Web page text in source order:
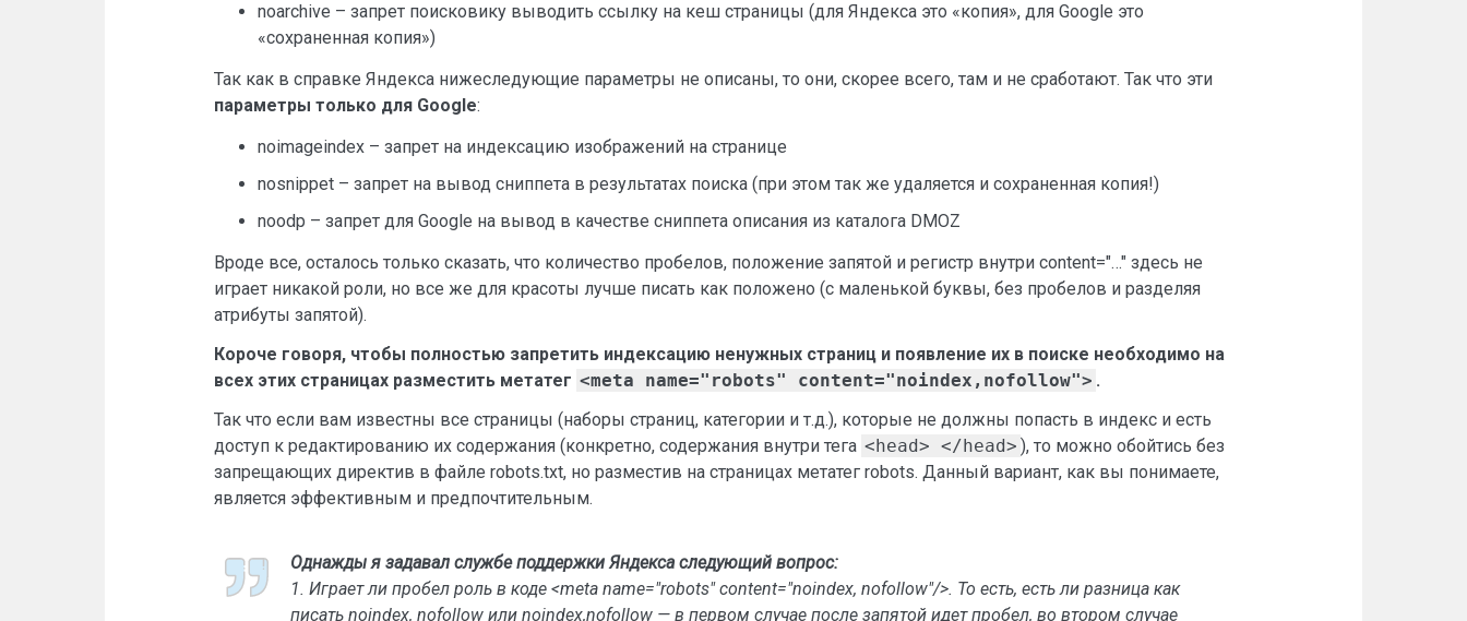
noarchive – запрет поисковику выводить ссылку на кеш страницы (для Яндекса это «копия», для Google это
«сохраненная копия»)
Так как в справке Яндекса нижеследующие параметры не описаны, то они, скорее всего, там и не сработают. Так что эти
параметры только для Google:
noimageindex – запрет на индексацию изображений на странице
nosnippet – запрет на вывод сниппета в результатах поиска (при этом так же удаляется и сохраненная копия!)
noodp – запрет для Google на вывод в качестве сниппета описания из каталога DMOZ
Вроде все, осталось только сказать, что количество пробелов, положение запятой и регистр внутри content="…" здесь не
играет никакой роли, но все же для красоты лучше писать как положено (с маленькой буквы, без пробелов и разделяя
атрибуты запятой).
Короче говоря, чтобы полностью запретить индексацию ненужных страниц и появление их в поиске необходимо на
всех этих страницах разместить метатег <meta name="robots" content="noindex,nofollow"> .
Так что если вам известны все страницы (наборы страниц, категории и т.д.), которые не должны попасть в индекс и есть
доступ к редактированию их содержания (конкретно, содержания внутри тега <head> </head> ), то можно обойтись без
запрещающих директив в файле robots.txt, но разместив на страницах метатег robots. Данный вариант, как вы понимаете,
является эффективным и предпочтительным.
Однажды я задавал службе поддержки Яндекса следующий вопрос:
1. Играет ли пробел роль в коде <meta name="robots" content="noindex, nofollow"/>. То есть, есть ли разница как
писать noindex, nofollow или noindex,nofollow — в первом случае после запятой идет пробел, во втором случае